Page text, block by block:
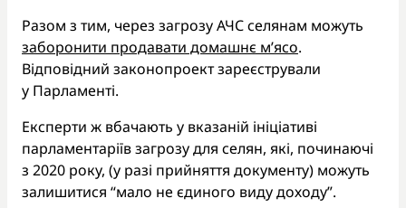
Разом з тим, через загрозу АЧС селянам можуть
заборонити продавати домашнє м’ясо.
Відповідний законопроект зареєстрували
у Парламенті.
Експерти ж вбачають у вказаній ініціативі
парламентаріїв загрозу для селян, які, починаючі
з 2020 року, (у разі прийняття документу) можуть
залишитися “мало не єдиного виду доходу”.